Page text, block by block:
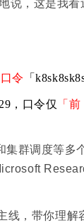
说，这是我
口令 「k8sk8sk8s
，口令仅 「
群调度等
，带你理